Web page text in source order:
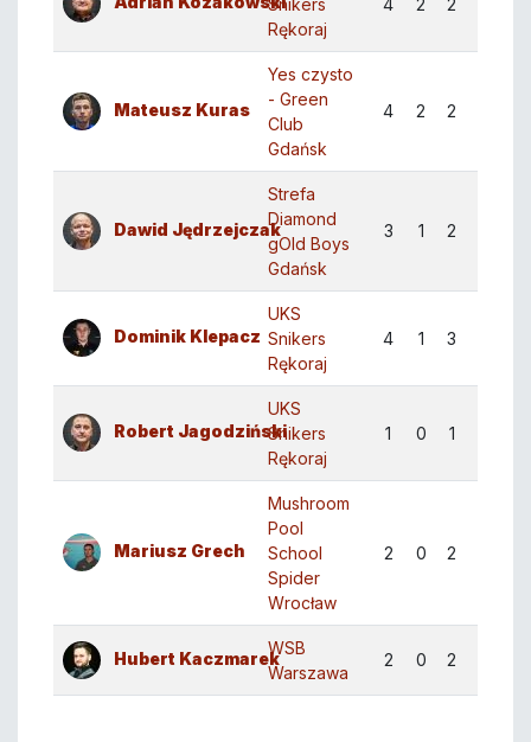
Snikers
Rękoraj
4 2 2
Mateusz Kuras
Yes czysto
- Green
Club
Gdańsk
4 2 2
Dawid Jędrzejczak
Strefa
Diamond
gOld Boys
Gdańsk
3 1 2
Dominik Klepacz
UKS
Snikers
Rękoraj
4 1 3
Robert Jagodziński
UKS
Snikers
Rękoraj
1 0 1
Mariusz Grech
Mushroom
Pool
School
Spider
Wrocław
2 0 2
Hubert Kaczmarek
WSB
Warszawa
2 0 2